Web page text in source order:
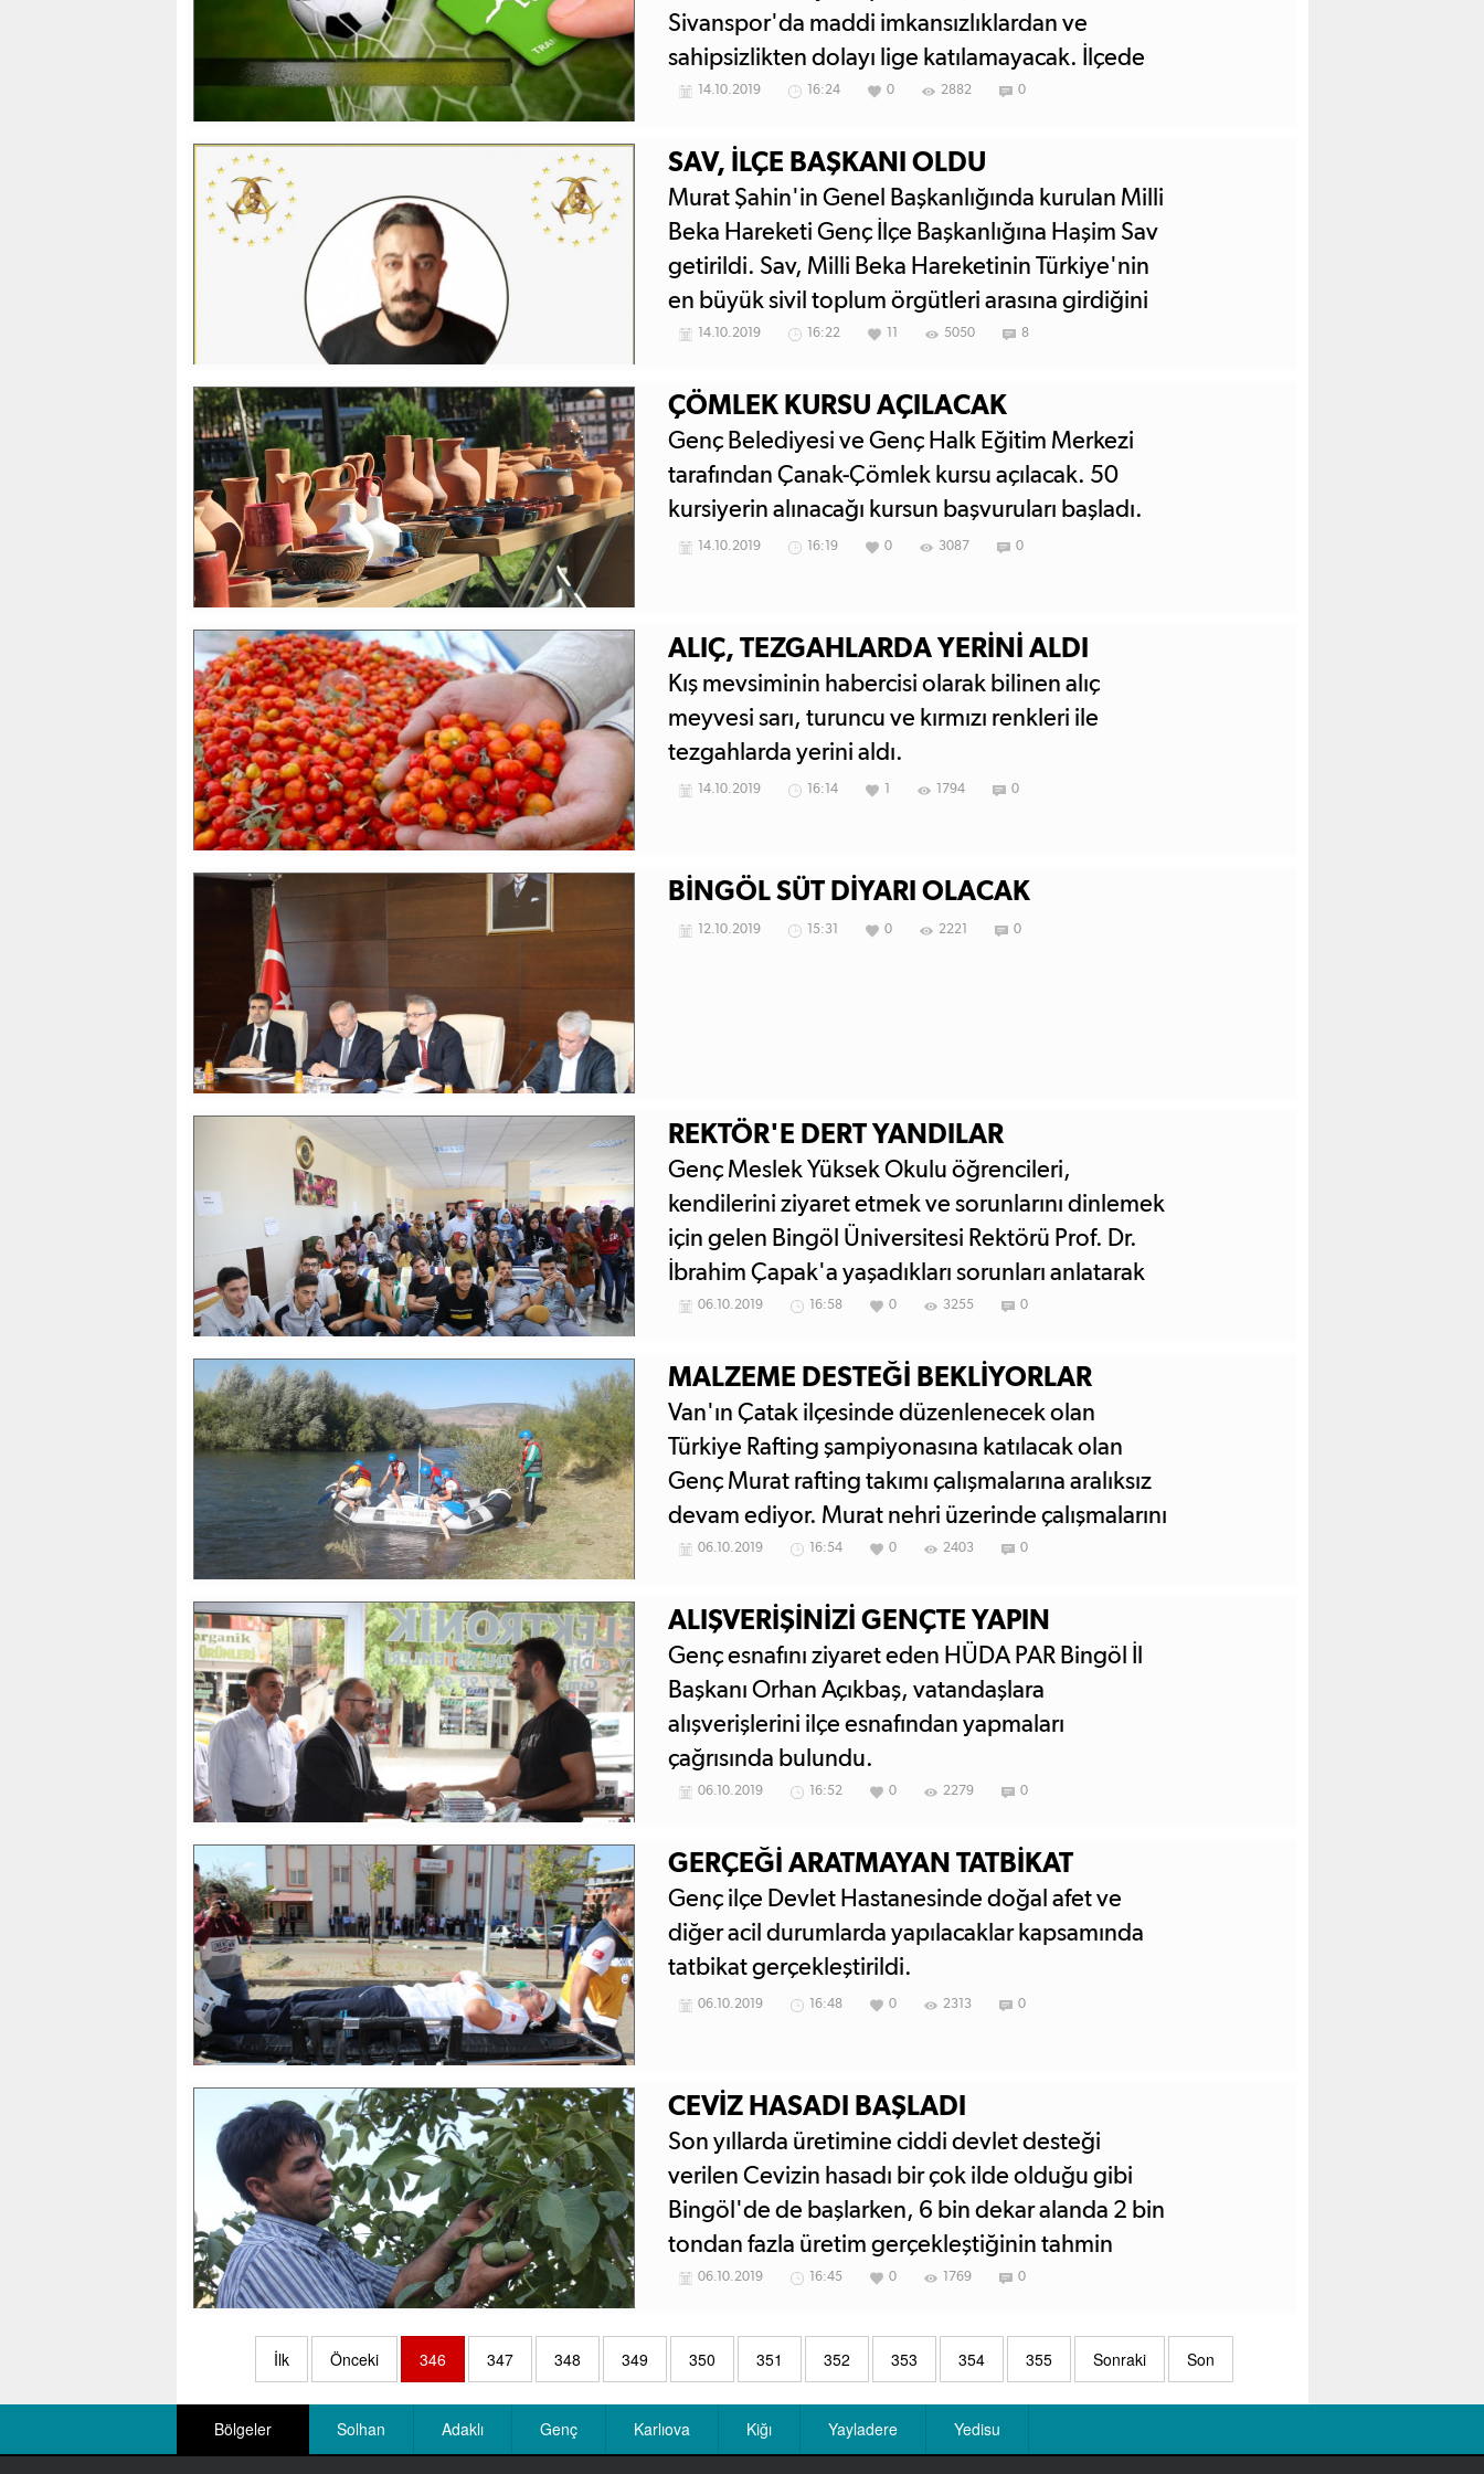
Sivanspor'da maddi imkansızlıklardan ve
sahipsizlikten dolayı lige katılamayacak. İlçede
futbol aktivitesinin kalmaması ise sporseverler
yorumlandı.
14.10.2019 16:24 0 2882 0
SAV, İLÇE BAŞKANI OLDU
Murat Şahin'in Genel Başkanlığında kurulan Milli
Beka Hareketi Genç İlçe Başkanlığına Haşim Sav
getirildi. Sav, Milli Beka Hareketinin Türkiye'nin
en büyük sivil toplum örgütleri arasına girdiğini
ifade etti.
14.10.2019 16:22 5050 8
ÇÖMLEK KURSU AÇILACAK
Genç Belediyesi ve Genç Halk Eğitim Merkezi
tarafından Çanak-Çömlek kursu açılacak. 50
kursiyerin alınacağı kursun başvuruları başladı.
14.10.2019 16:19 0 3087 0
ALIÇ, TEZGAHLARDA YERİNİ ALDI
Kış mevsiminin habercisi olarak bilinen alıç
meyvesi sarı, turuncu ve kırmızı renkleri ile
tezgahlarda yerini aldı.
14.10.2019 16:14 1794 0
BİNGÖL SÜT DİYARI OLACAK
12.10.2019 15:31 0 2221 0
REKTÖR'E DERT YANDILAR
Genç Meslek Yüksek Okulu öğrencileri,
kendilerini ziyaret etmek ve sorunlarını dinlemek
için gelen Bingöl Üniversitesi Rektörü Prof. Dr.
İbrahim Çapak'a yaşadıkları sorunları anlatarak
ilgili kurumlardan çözüm bulmasını talep etti.
06.10.2019 16:58 0 3255 0
MALZEME DESTEĞİ BEKLİYORLAR
Van'ın Çatak ilçesinde düzenlenecek olan
Türkiye Rafting şampiyonasına katılacak olan
Genç Murat rafting takımı çalışmalarına aralıksız
devam ediyor. Murat nehri üzerinde çalışmalarını
sürdüren ekip, şampiyonada Bingöl'ü temsil
06.10.2019 16:54 0 2403 0
ALIŞVERİŞİNİZİ GENÇTE YAPIN
Genç esnafını ziyaret eden HÜDA PAR Bingöl İl
Başkanı Orhan Açıkbaş, vatandaşlara
alışverişlerini ilçe esnafından yapmaları
çağrısında bulundu.
06.10.2019 16:52 0 2279 0
GERÇEĞİ ARATMAYAN TATBİKAT
Genç ilçe Devlet Hastanesinde doğal afet ve
diğer acil durumlarda yapılacaklar kapsamında
tatbikat gerçekleştirildi.
06.10.2019 16:48 0 2313 0
CEVİZ HASADI BAŞLADI
Son yıllarda üretimine ciddi devlet desteği
verilen Cevizin hasadı bir çok ilde olduğu gibi
Bingöl'de de başlarken, 6 bin dekar alanda 2 bin
tondan fazla üretim gerçekleştiğinin tahmin
edildiği öğrenildi.
06.10.2019 16:45 0 1769 0
İlk Önceki 346 347 348 349 350 351 352 353 354 355 Sonraki Son
Bölgeler Solhan Adaklı Genç Karlıova Kiğı Yayladere Yedisu